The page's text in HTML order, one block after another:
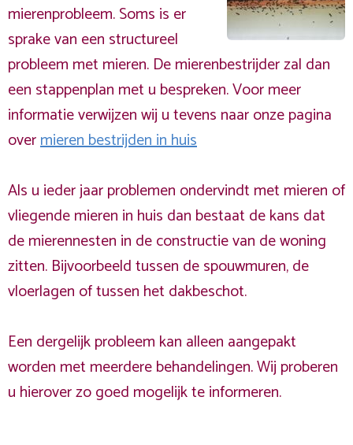
mierenprobleem. Soms is er
sprake van een structureel
probleem met mieren. De mierenbestrijder zal dan
een stappenplan met u bespreken. Voor meer
informatie verwijzen wij u tevens naar onze pagina
overmieren bestrijden in huis
Als u ieder jaar problemen ondervindt met mieren of
vliegende mieren in huis dan bestaat de kans dat
de mierennesten in de constructie van de woning
zitten. Bijvoorbeeld tussen de spouwmuren, de
vloerlagen of tussen het dakbeschot.
Een dergelijk probleem kan alleen aangepakt
worden met meerdere behandelingen. Wij proberen
u hierover zo goed mogelijk te informeren.